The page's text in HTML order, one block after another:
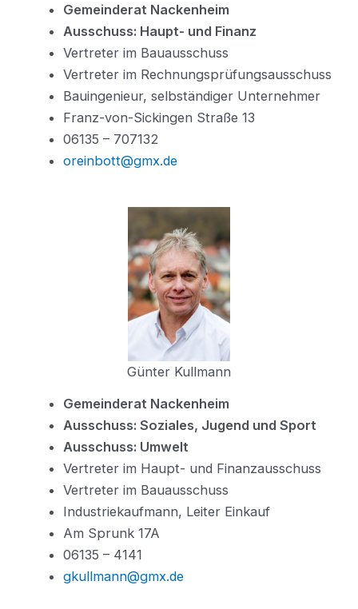
Gemeinderat Nackenheim
Ausschuss: Haupt- und Finanz
Vertreter im Bauausschuss
Vertreter im Rechnungsprüfungsausschuss
Bauingenieur, selbständiger Unternehmer
Franz-von-Sickingen Straße 13
06135 – 707132
oreinbott@gmx.de
Günter Kullmann
Gemeinderat Nackenheim
Ausschuss: Soziales, Jugend und Sport
Ausschuss: Umwelt
Vertreter im Haupt- und Finanzausschuss
Vertreter im Bauausschuss
Industriekaufmann, Leiter Einkauf
Am Sprunk 17A
06135 – 4141
gkullmann@gmx.de